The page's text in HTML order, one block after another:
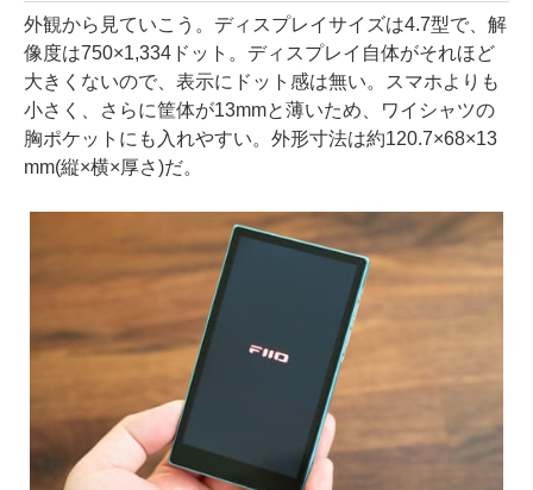
外観から見ていこう。ディスプレイサイズは4.7型で、解
像度は750×1,334ドット。ディスプレイ自体がそれほど
大きくないので、表示にドット感は無い。スマホよりも
小さく、さらに筐体が13mmと薄いため、ワイシャツの
胸ポケットにも入れやすい。外形寸法は約120.7×68×13
mm(縦×横×厚さ)だ。